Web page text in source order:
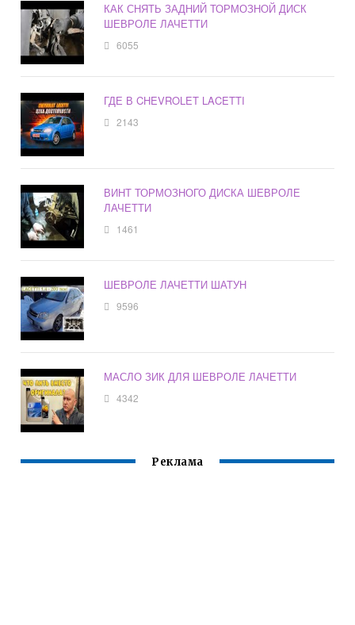
КАК СНЯТЬ ЗАДНИЙ ТОРМОЗНОЙ ДИСК
ШЕВРОЛЕ ЛАЧЕТТИ
6055
ГДЕ В CHEVROLET LACETTI
2143
ВИНТ ТОРМОЗНОГО ДИСКА ШЕВРОЛЕ
ЛАЧЕТТИ
1461
ШЕВРОЛЕ ЛАЧЕТТИ ШАТУН
9596
МАСЛО ЗИК ДЛЯ ШЕВРОЛЕ ЛАЧЕТТИ
4342
Реклама